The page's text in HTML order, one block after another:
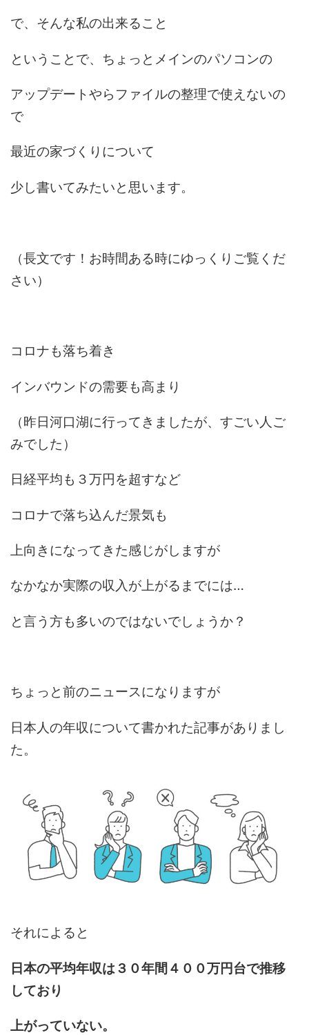
で、そんな私の出来ること
ということで、ちょっとメインのパソコンの
アップデートやらファイルの整理で使えないの
で
最近の家づくりについて
少し書いてみたいと思います。
（長文です！お時間ある時にゆっくりご覧くだ
さい）
コロナも落ち着き
インバウンドの需要も高まり
（昨日河口湖に行ってきましたが、すごい人ご
みでした）
日経平均も３万円を超すなど
コロナで落ち込んだ景気も
上向きになってきた感じがしますが
なかなか実際の収入が上がるまでには…
と言う方も多いのではないでしょうか？
ちょっと前のニュースになりますが
日本人の年収について書かれた記事がありまし
た。
それによると
日本の平均年収は３０年間４００万円台で推移
しており
上がっていない。